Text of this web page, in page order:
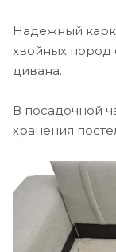
Надежный
хвойных пород
дивана.
В посадочной
хранения